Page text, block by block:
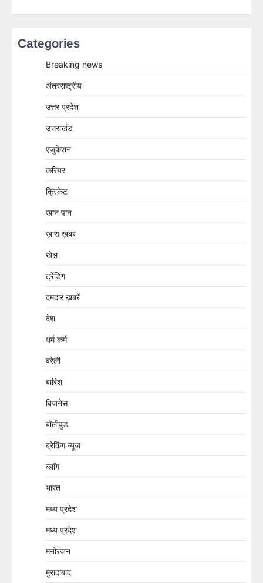
Categories
Breaking news
अंतरराष्ट्रीय
उत्तर प्रदेश
उत्तराखंड
एजुकेशन
करियर
क्रिकेट
खान पान
ख़ास ख़बर
खेल
ट्रेंडिंग
दमदार ख़बरें
देश
धर्म कर्म
बरेली
बारिश
बिजनेस
बॉलीवुड
ब्रेकिंग न्यूज
ब्लॉग
भारत
मध्य प्रदेश
मध्य प्रदेश
मनोरंजन
मुरादाबाद